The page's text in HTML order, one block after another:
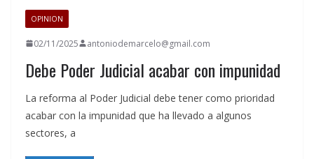
OPINION
02/11/2025 antoniodemarcelo@gmail.com
Debe Poder Judicial acabar con impunidad
La reforma al Poder Judicial debe tener como prioridad
acabar con la impunidad que ha llevado a algunos
sectores, a